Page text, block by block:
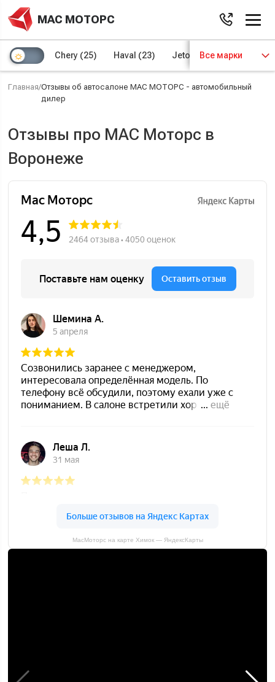
МАС МОТОРС
Chery (25) Haval (23) Jetour (8) Kaiyi (4)
Все марки
Главная/Отзывы об автосалоне МАС МОТОРС - автомобильный
дилер
Отзывы про MAC Моторс в
Воронеже
МасМоторс на карте Химок — ЯндексКарты